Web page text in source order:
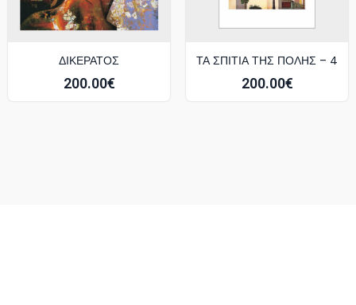
ΔΙΚΕΡΑΤΟΣ
200.00€
ΤΑ ΣΠΙΤΙΑ ΤΗΣ ΠΟΛΗΣ – 4
200.00€